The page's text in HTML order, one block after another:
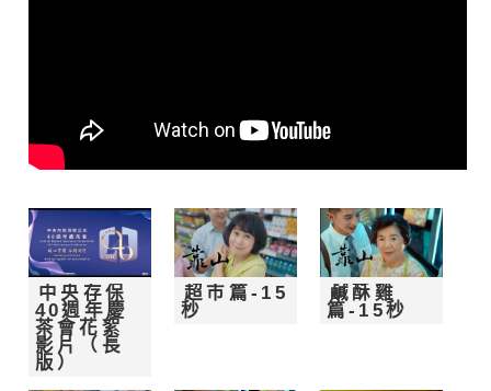
中央存保
40週年慶
茶會花絮
影片（長
版）
超市篇-15
秒
鹹酥雞
篇-15秒